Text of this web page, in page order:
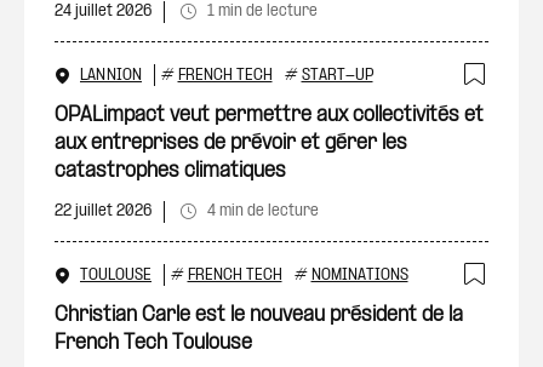
24 juillet 2026 1 min de lecture
LANNION # FRENCH TECH # START-UP
OPALimpact veut permettre aux collectivités et
aux entreprises de prévoir et gérer les
catastrophes climatiques
22 juillet 2026 4 min de lecture
TOULOUSE # FRENCH TECH # NOMINATIONS
Christian Carle est le nouveau président de la
French Tech Toulouse